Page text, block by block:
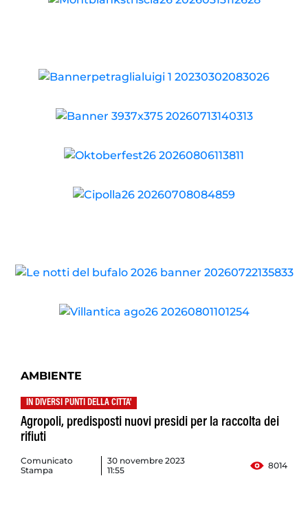
AMBIENTE
IN DIVERSI PUNTI DELLA CITTA'
Agropoli, predisposti nuovi presidi per la raccolta dei
rifiuti
Comunicato
Stampa
30 novembre 2023
11:55
8014